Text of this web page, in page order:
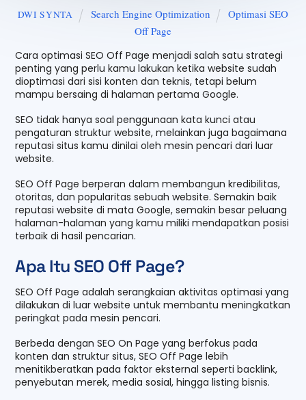
DWI SYNTA Search Engine Optimization
Optimasi SEO
Off Page
Cara optimasi SEO Off Page menjadi salah satu strategi
penting yang perlu kamu lakukan ketika website sudah
dioptimasi dari sisi konten dan teknis, tetapi belum
mampu bersaing di halaman pertama Google.
SEO tidak hanya soal penggunaan kata kunci atau
pengaturan struktur website, melainkan juga bagaimana
reputasi situs kamu dinilai oleh mesin pencari dari luar
website.
SEO Off Page berperan dalam membangun kredibilitas,
otoritas, dan popularitas sebuah website. Semakin baik
reputasi website di mata Google, semakin besar peluang
halaman-halaman yang kamu miliki mendapatkan posisi
terbaik di hasil pencarian.
Apa Itu SEO Off Page?
SEO Off Page adalah serangkaian aktivitas optimasi yang
dilakukan di luar website untuk membantu meningkatkan
peringkat pada mesin pencari.
Berbeda dengan SEO On Page yang berfokus pada
konten dan struktur situs, SEO Off Page lebih
menitikberatkan pada faktor eksternal seperti backlink,
penyebutan merek, media sosial, hingga listing bisnis.